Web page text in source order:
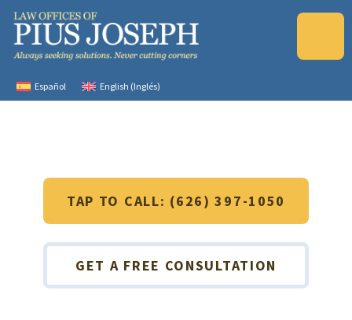
Español English (Inglés)
TAP TO CALL: (626) 397-1050
GET A FREE CONSULTATION